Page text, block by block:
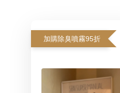
加購除臭噴霧95折